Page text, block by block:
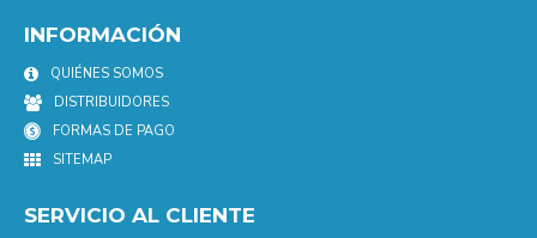
INFORMACIÓN
QUIÉNES SOMOS
DISTRIBUIDORES
FORMAS DE PAGO
SITEMAP
SERVICIO AL CLIENTE